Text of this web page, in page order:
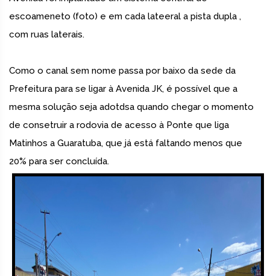
escoameneto (foto) e em cada lateeral a pista dupla ,
com ruas laterais.
Como o canal sem nome passa por baixo da sede da
Prefeitura para se ligar à Avenida JK, é possível que a
mesma solução seja adotdsa quando chegar o momento
de consetruir a rodovia de acesso à Ponte que liga
Matinhos a Guaratuba, que já está faltando menos que
20% para ser concluída.